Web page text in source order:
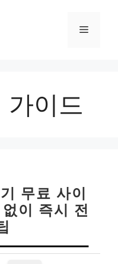
메
가이드
무료 사이
이 즉시 전